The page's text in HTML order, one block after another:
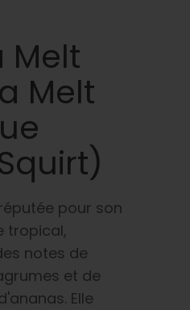
Melt
Melt
pour son
tropical,
notes de
et de
Elle